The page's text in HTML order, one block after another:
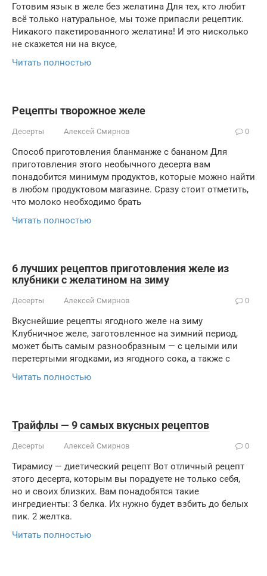
Готовим язык в желе без желатина Для тех, кто любит
всё только натуральное, мы тоже припасли рецептик.
Никакого пакетированного желатина! И это нисколько
не скажется ни на вкусе,
Читать полностью
Рецепты творожное желе
Десерты Алексей Смирнов 0
Способ приготовления бланманже с бананом Для
приготовления этого необычного десерта вам
понадобится минимум продуктов, которые можно найти
в любом продуктовом магазине. Сразу стоит отметить,
что молоко необходимо брать
Читать полностью
6 лучших рецептов приготовления желе из
клубники с желатином на зиму
Десерты Алексей Смирнов 0
Вкуснейшие рецепты ягодного желе на зиму
Клубничное желе, заготовленное на зимний период,
может быть самым разнообразным — с целыми или
перетертыми ягодками, из ягодного сока, а также с
Читать полностью
Трайфлы — 9 самых вкусных рецептов
Десерты Алексей Смирнов 0
Тирамису — диетический рецепт Вот отличный рецепт
этого десерта, которым вы порадуете не только себя,
но и своих близких. Вам понадобятся такие
ингредиенты: 3 белка. Их нужно будет взбить до белых
пик. 2 желтка.
Читать полностью